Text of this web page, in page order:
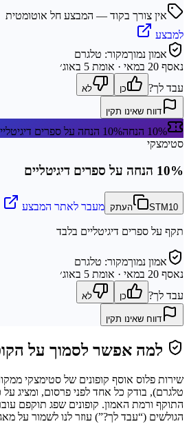
אין צורך בקוד — המבצע חל אוטומטית
למבצע
אמון נמוךמקור: טלגרם
נאסף 20 במאי
· אומת 5 באוג׳
עבד לך?
כן לא
דווח שאינו תקין
10% הנחה 10% הנחה על ספרים דיגיטליים
סטימצקי
10% הנחה על ספרים דיגיטליים
STM10 העתק מעבר לאתר המבצע
תקף על ספרים דיגיטליים בלבד
אמון נמוךמקור: טלגרם
נאסף 20 במאי
· אומת 5 באוג׳
עבד לך?
כן לא
דווח שאינו תקין
למה אפשר לסמוך על
שירות פלוס אוסף קופונים של סטימצקי
טלגרם), בודק כל אחד לפני פרסום, ומציג
התוקף ורמת האמון. קופונים שפג תוקפם
הגולשים (“עבד לך?”) עוזר לנו לשמור על